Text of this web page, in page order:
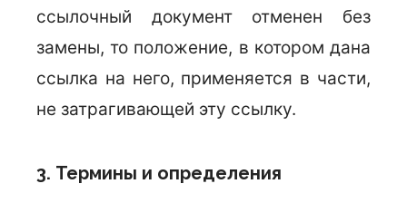
ссылочный документ отменен без
замены, то положение, в котором дана
ссылка на него, применяется в части,
не затрагивающей эту ссылку.
3. Термины и определения